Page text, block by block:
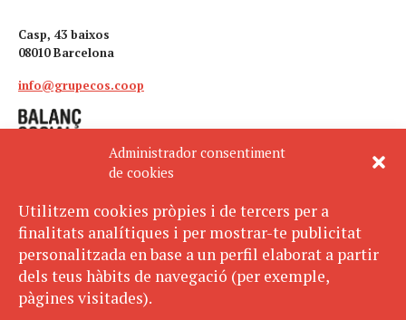
Administrador consentiment
de cookies
Utilitzem cookies pròpies i de tercers per a
finalitats analítiques i per mostrar-te publicitat
personalitzada en base a un perfil elaborat a partir
dels teus hàbits de navegació (per exemple,
pàgines visitades).
Casp, 43 baixos
08010 Barcelona
info@grupecos.coop
Avís legal
Política de privacitat
Política de cookies
SUBSCRIU-TE
AL BUTLLETÍ